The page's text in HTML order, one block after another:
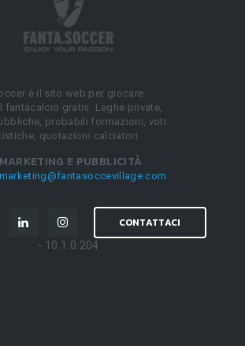
è il sito web per giocare
fantacalcio gratis. Leghe private,
probabili formazioni, voti
quotazioni calciatori.
MARKETING E PUBBLICITÀ
marketing@fantasoccevillage.com
CONTATTACI
- 10.1.0.204